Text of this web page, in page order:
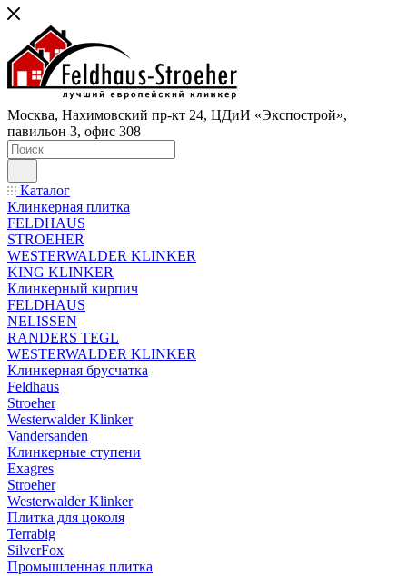
Москва, Нахимовский пр-кт 24, ЦДиИ «Экспострой»,
павильон 3, офис 308
Каталог
Клинкерная плитка
FELDHAUS
STROEHER
WESTERWALDER KLINKER
KING KLINKER
Клинкерный кирпич
FELDHAUS
NELISSEN
RANDERS TEGL
WESTERWALDER KLINKER
Клинкерная брусчатка
Feldhaus
Stroeher
Westerwalder Klinker
Vandersanden
Клинкерные ступени
Exagres
Stroeher
Westerwalder Klinker
Плитка для цоколя
Terrabig
SilverFox
Промышленная плитка